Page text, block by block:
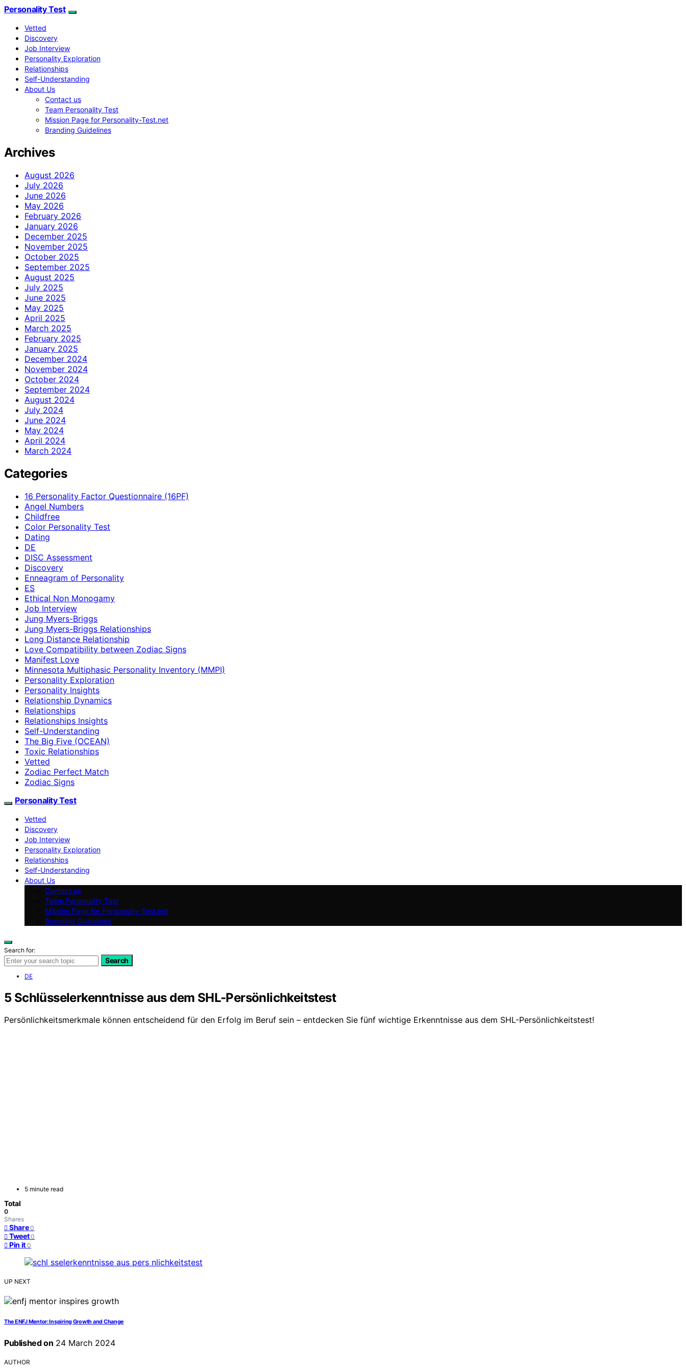
Personality Test
Vetted
Discovery
Job Interview
Personality Exploration
Relationships
Self-Understanding
About Us
Contact us
Team Personality Test
Mission Page for Personality-Test.net
Branding Guidelines
Archives
August 2026
July 2026
June 2026
May 2026
February 2026
January 2026
December 2025
November 2025
October 2025
September 2025
August 2025
July 2025
June 2025
May 2025
April 2025
March 2025
February 2025
January 2025
December 2024
November 2024
October 2024
September 2024
August 2024
July 2024
June 2024
May 2024
April 2024
March 2024
Categories
16 Personality Factor Questionnaire (16PF)
Angel Numbers
Childfree
Color Personality Test
Dating
DE
DISC Assessment
Discovery
Enneagram of Personality
ES
Ethical Non Monogamy
Job Interview
Jung Myers-Briggs
Jung Myers-Briggs Relationships
Long Distance Relationship
Love Compatibility between Zodiac Signs
Manifest Love
Minnesota Multiphasic Personality Inventory (MMPI)
Personality Exploration
Personality Insights
Relationship Dynamics
Relationships
Relationships Insights
Self-Understanding
The Big Five (OCEAN)
Toxic Relationships
Vetted
Zodiac Perfect Match
Zodiac Signs
Personality Test
Vetted
Discovery
Job Interview
Personality Exploration
Relationships
Self-Understanding
About Us
Contact us
Team Personality Test
Mission Page for Personality-Test.net
Branding Guidelines
Search for:
Search
DE
5 Schlüsselerkenntnisse aus dem SHL-Persönlichkeitstest
Persönlichkeitsmerkmale können entscheidend für den Erfolg im Beruf sein – entdecken Sie fünf wichtige Erkenntnisse aus dem SHL-Persönlichkeitstest!
5 minute read
Total
0
Shares
Share 0
Tweet 0
Pin it 0
UP NEXT
The ENFJ Mentor: Inspiring Growth and Change
Published on 24 March 2024
AUTHOR